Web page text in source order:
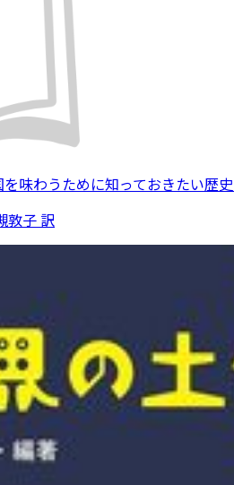
味わうために知っておきたい歴
敦子 訳